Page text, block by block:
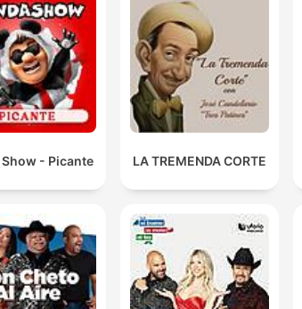
Show - Picante LA TREMENDA CORTE